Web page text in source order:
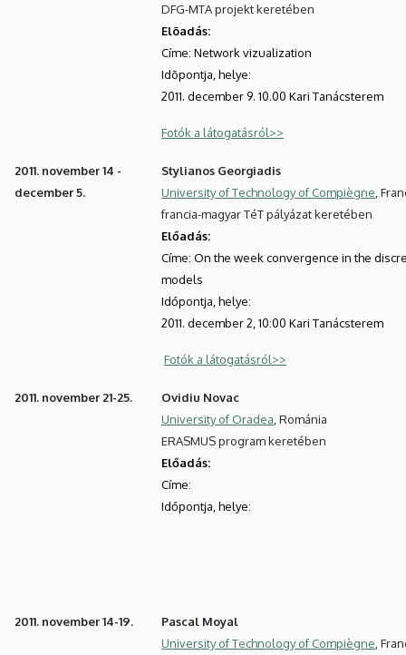
DFG-MTA projekt keretében
Elõadás:
Címe: Network vizualization
Idõpontja, helye:
2011. december 9. 10.00 Kari Tanácsterem
Fotók a látogatásról>>
2011. november 14 -
december 5.
Stylianos Georgiadis
University of Technology of Compiègne ,
francia-magyar TéT pályázat keretében
Előadás:
Címe: On the week convergence in the
models
Időpontja, helye:
2011. december 2, 10:00 Kari Tanácsterem
Fotók a látogatásról>>
2011. november 21-25.
Ovidiu Novac
University of Oradea , Románia
ERASMUS program keretében
Előadás:
Címe:
Időpontja, helye:
2011. november 14-19.
Pascal Moyal
University of Technology of Compiègne ,